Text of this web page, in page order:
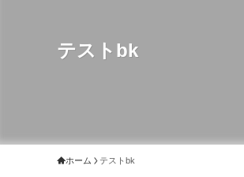
テストbk
ホーム テストbk